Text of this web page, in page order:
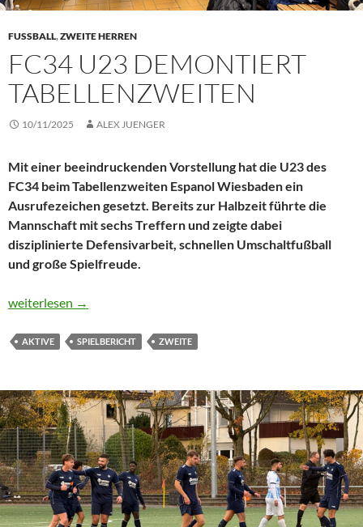
FUSSBALL,ZWEITE HERREN
FC34 U23 DEMONTIERT
TABELLENZWEITEN
10/11/2025 ALEX JUENGER
Mit einer beeindruckenden Vorstellung hat die U23 des
FC34 beim Tabellenzweiten Espanol Wiesbaden ein
Ausrufezeichen gesetzt. Bereits zur Halbzeit führte die
Mannschaft mit sechs Treffern und zeigte dabei
disziplinierte Defensivarbeit, schnellen Umschaltfußball
und große Spielfreude.
FC34 U23 demontiert Tabellenzweiten
weiterlesen →
AKTIVE SPIELBERICHT ZWEITE